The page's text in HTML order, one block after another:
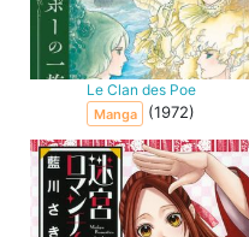
Le Clan des Poe
Manga (1972)